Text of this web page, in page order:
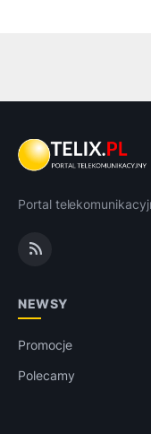
Portal
NEWSY
Promocje
Polecamy